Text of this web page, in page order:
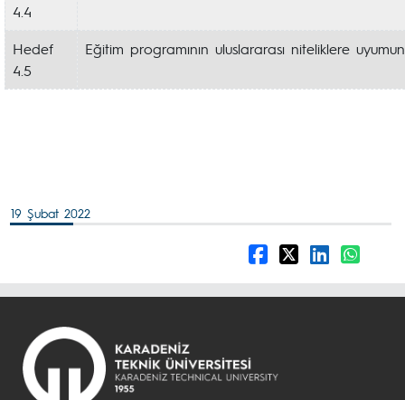
4.4
Hedef
4.5
Eğitim programının uluslararası niteliklere
19 Şubat 2022